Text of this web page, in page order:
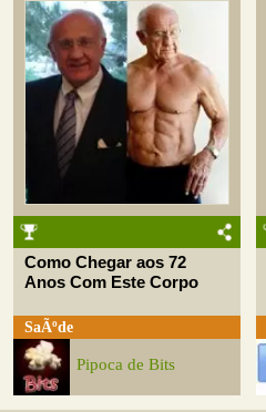
Como Chegar aos 72
Anos Com Este Corpo
SaÃºde
Pipoca de Bits